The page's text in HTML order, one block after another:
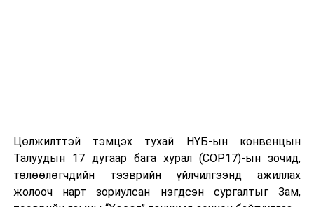
өмнөд хэсгээр шөнөдөө 3 хэм хүйтнээс 2 хэм
дулаан, өдөртөө 14-19 хэм дулаан, бусад нутгаар
шөнөдөө 2-7 хэм хүйтэн, өдөртө
УНШСАН: 2668
Цөлжилттэй тэмцэх тухай НҮБ-ын конвенцын
Талуудын 17 дугаар бага хурал (COP17)-ын зочид,
төлөөлөгчдийн тээврийн үйлчилгээнд ажиллах
жолооч нарт зориулсан нэгдсэн сургалтыг Зам,